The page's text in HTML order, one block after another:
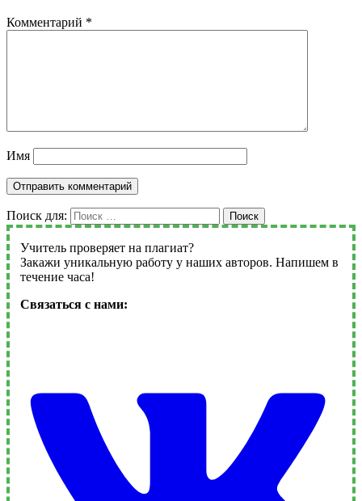
Комментарий *
Имя
Поиск для: Поиск
Учитель проверяет на плагиат?
Закажи уникальную работу у наших авторов. Напишем в
течение часа!
Связаться с нами: